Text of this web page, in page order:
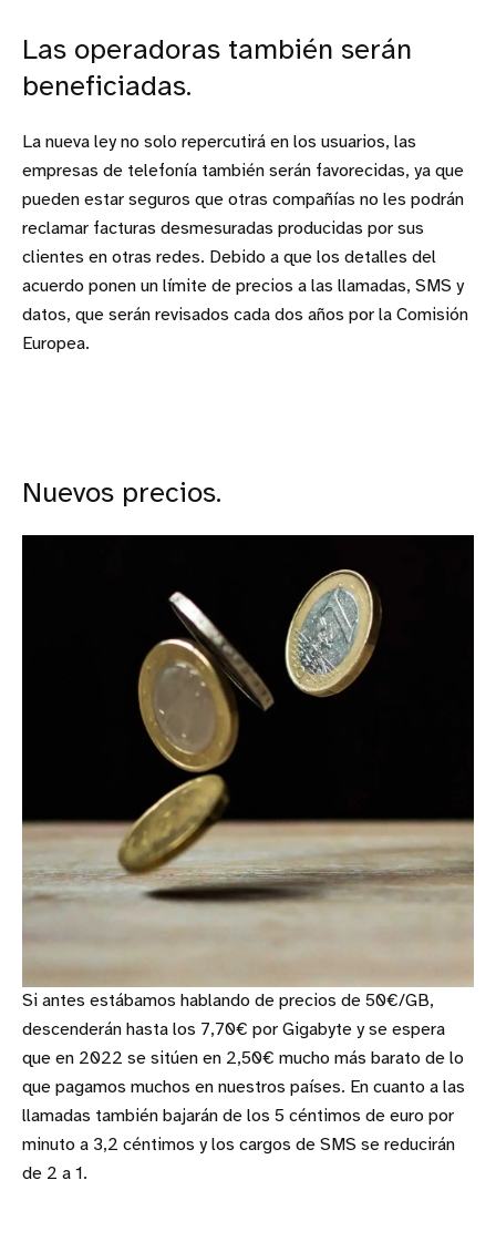
Las operadoras también serán
beneficiadas.
La nueva ley no solo repercutirá en los usuarios, las
empresas de telefonía también serán favorecidas, ya que
pueden estar seguros que otras compañías no les podrán
reclamar facturas desmesuradas producidas por sus
clientes en otras redes. Debido a que los detalles del
acuerdo ponen un límite de precios a las llamadas, SMS y
datos, que serán revisados ​​cada dos años por la Comisión
Europea.
Nuevos precios.
Si antes estábamos hablando de precios de 50€/GB,
descenderán hasta los 7,70€ por Gigabyte y se espera
que en 2022 se sitúen en 2,50€ mucho más barato de lo
que pagamos muchos en nuestros países. En cuanto a las
llamadas también bajarán de los 5 céntimos de euro por
minuto a 3,2 céntimos y los cargos de SMS se reducirán
de 2 a 1.